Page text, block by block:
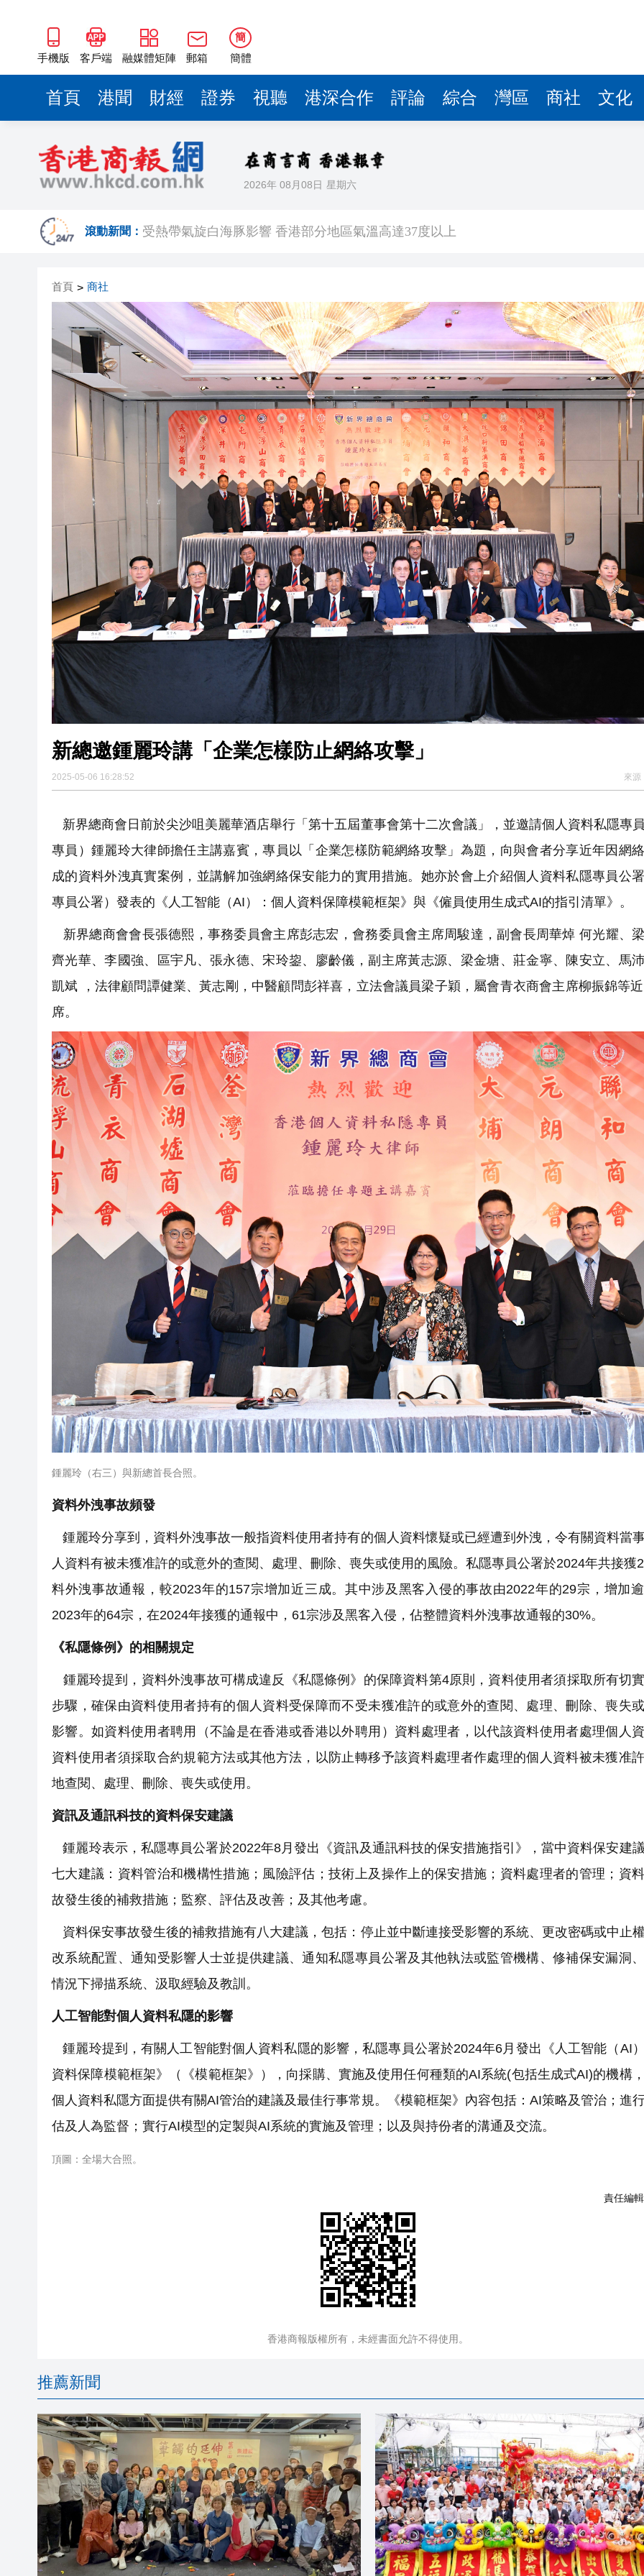
手機版 客戶端 融媒體矩陣 郵箱
簡
簡體
首頁 港聞 財經 證券 視聽 港深合作 評論 綜合 灣區 商社 文化
2026年 08月08日 星期六
滾動新聞： 受熱帶氣旋白海豚影響 香港部分地區氣溫高達37度以上
有片｜《愛·回家之開心速遞》結束十年情 台前幕後不捨 3000粉絲齊聚
東涌巴士與電單車相撞 鐵騎士捲車底留醫14小時不治
上半年國內居民出遊人次34.63億 總花費3.21萬億元
伊朗媒體公布「美以被擊落戰機殘骸照片」
首頁 > 商社
新總邀鍾麗玲講「企業怎樣防止網絡攻擊」
2025-05-06 16:28:52 來源
新界總商會日前於尖沙咀美麗華酒店舉行「第十五屆董事會第十二次會議」，並邀請個人資料私隱專
專員）鍾麗玲大律師擔任主講嘉賓，專員以「企業怎樣防範網絡攻擊」為題，向與會者分享近年因網
成的資料外洩真實案例，並講解加強網絡保安能力的實用措施。她亦於會上介紹個人資料私隱專員公
專員公署）發表的《人工智能（AI）：個人資料保障模範框架》與《僱員使用生成式AI的指引清單》。
新界總商會會長張德熙，事務委員會主席彭志宏，會務委員會主席周駿達，副會長周華焯 何光耀、
齊光華、李國強、區宇凡、張永德、宋玲鋆、廖齡儀，副主席黃志源、梁金塘、莊金寧、陳安立、馬
凱斌 ，法律顧問譚健業、黃志剛，中醫顧問彭祥喜，立法會議員梁子穎，屬會青衣商會主席柳振錦等
席。
鍾麗玲（右三）與新總首長合照。
資料外洩事故頻發
鍾麗玲分享到，資料外洩事故一般指資料使用者持有的個人資料懷疑或已經遭到外洩，令有關資料當
人資料有被未獲准許的或意外的查閱、處理、刪除、喪失或使用的風險。私隱專員公署於2024年共接獲
料外洩事故通報，較2023年的157宗增加近三成。其中涉及黑客入侵的事故由2022年的29宗，增加
2023年的64宗，在2024年接獲的通報中，61宗涉及黑客入侵，佔整體資料外洩事故通報的30%。
《私隱條例》的相關規定
鍾麗玲提到，資料外洩事故可構成違反《私隱條例》的保障資料第4原則，資料使用者須採取所有切
步驟，確保由資料使用者持有的個人資料受保障而不受未獲准許的或意外的查閱、處理、刪除、喪失
影響。如資料使用者聘用（不論是在香港或香港以外聘用）資料處理者，以代該資料使用者處理個人
資料使用者須採取合約規範方法或其他方法，以防止轉移予該資料處理者作處理的個人資料被未獲准
地查閱、處理、刪除、喪失或使用。
資訊及通訊科技的資料保安建議
鍾麗玲表示，私隱專員公署於2022年8月發出《資訊及通訊科技的保安措施指引》，當中資料保安建
七大建議：資料管治和機構性措施；風險評估；技術上及操作上的保安措施；資料處理者的管理；資
故發生後的補救措施；監察、評估及改善；及其他考慮。
資料保安事故發生後的補救措施有八大建議，包括：停止並中斷連接受影響的系統、更改密碼或中止
改系統配置、通知受影響人士並提供建議、通知私隱專員公署及其他執法或監管機構、修補保安漏洞
情況下掃描系統、汲取經驗及教訓。
人工智能對個人資料私隱的影響
鍾麗玲提到，有關人工智能對個人資料私隱的影響，私隱專員公署於2024年6月發出《人工智能（AI
資料保障模範框架》（《模範框架》），向採購、實施及使用任何種類的AI系統(包括生成式AI)的機構
個人資料私隱方面提供有關AI管治的建議及最佳行事常規。《模範框架》內容包括：AI策略及管治；進
估及人為監督；實行AI模型的定製與AI系統的實施及管理；以及與持份者的溝通及交流。
頂圖：全場大合照。
責任編
香港商報版權所有，未經書面允許不得使用。
推薦新聞